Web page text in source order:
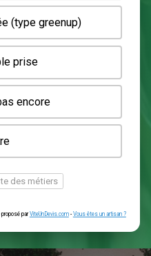
en triphasé (22kW)
monophasé (7kW)
(type greenup)
simple prise
pas encore